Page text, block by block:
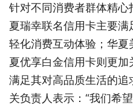
针对不同消费者群体精
夏瑞幸联名信用卡主要
轻化消费互动体验；华
夏优享白金信用卡则更
满足其对高品质生活的
关负责人表示：“我们希